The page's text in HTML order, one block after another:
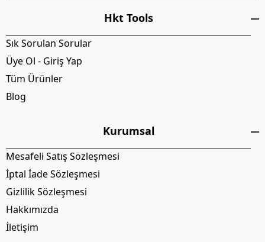
Hkt Tools
Sık Sorulan Sorular
Üye Ol - Giriş Yap
Tüm Ürünler
Blog
Kurumsal
Mesafeli Satış Sözleşmesi
İptal İade Sözleşmesi
Gizlilik Sözleşmesi
Hakkımızda
İletişim